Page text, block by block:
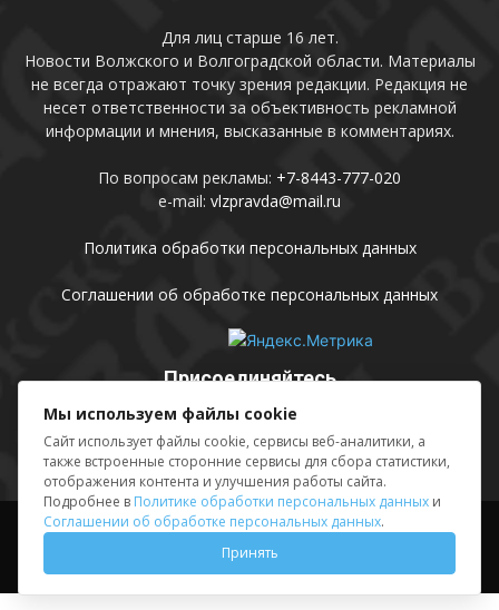
Для лиц старше 16 лет.
Новости Волжского и Волгоградской области. Материалы
не всегда отражают точку зрения редакции. Редакция не
несет ответственности за объективность рекламной
информации и мнения, высказанные в комментариях.
По вопросам рекламы: +7-8443-777-020
e-mail: vlzpravda@mail.ru
Политика обработки персональных данных
Соглашении об обработке персональных данных
Присоединяйтесь
Выходные данные Sing in
© АМУ «Редакция газеты «Волжская правда», 2012-2026
Мы используем файлы cookie
Сайт использует файлы cookie, сервисы веб-аналитики, а
также встроенные сторонние сервисы для сбора статистики,
отображения контента и улучшения работы сайта.
Подробнее в Политике обработки персональных данных и
Соглашении об обработке персональных данных.
Принять